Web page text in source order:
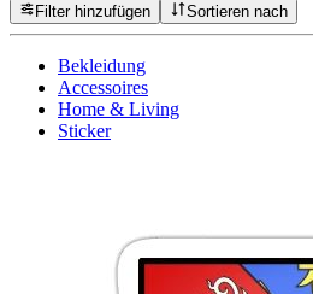
Filter hinzufügen
Sortieren nach
Bekleidung
Accessoires
Home & Living
Sticker